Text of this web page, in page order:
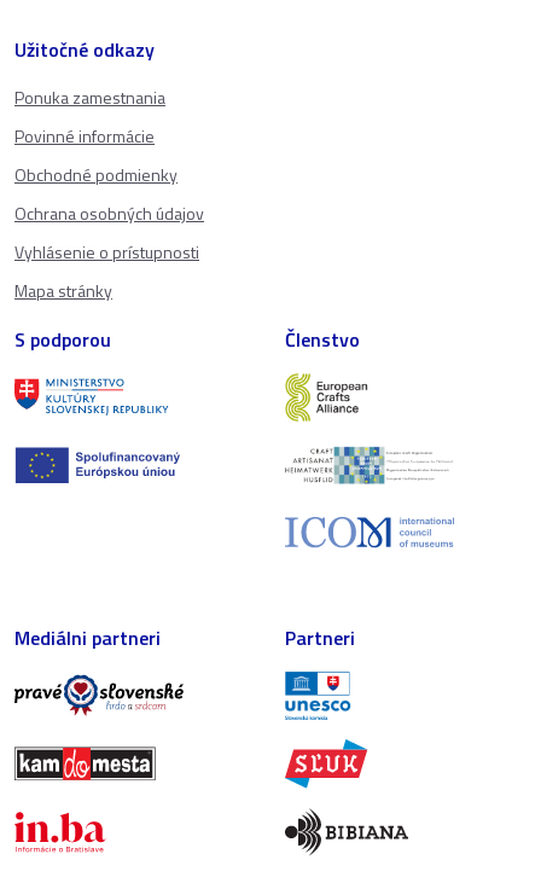
Užitočné odkazy
Ponuka zamestnania
Povinné informácie
Obchodné podmienky
Ochrana osobných údajov
Vyhlásenie o prístupnosti
Mapa stránky
S podporou Členstvo
Mediálni partneri Partneri